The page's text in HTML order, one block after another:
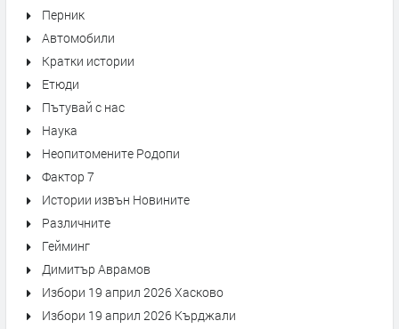
Перник
Автомобили
Кратки истории
Етюди
Пътувай с нас
Наука
Неопитомените Родопи
Фактор 7
Истории извън Новините
Различните
Гейминг
Димитър Аврамов
Избори 19 април 2026 Хасково
Избори 19 април 2026 Кърджали